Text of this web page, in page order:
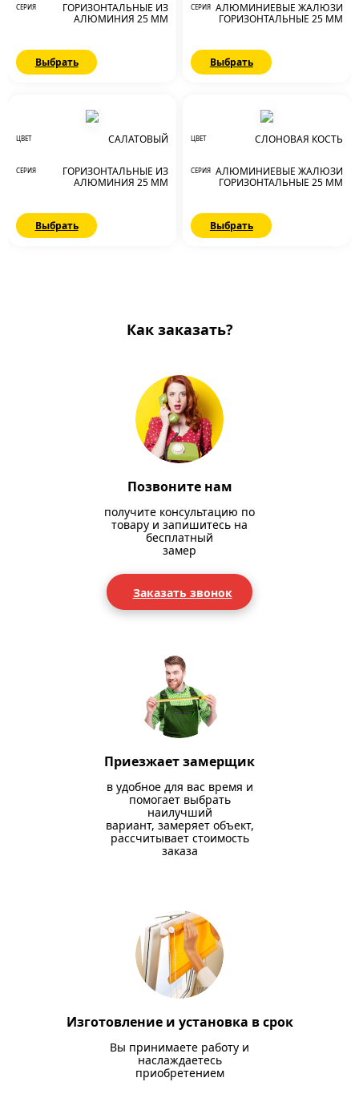
СЕРИЯ
ГОРИЗОНТАЛЬНЫЕ ИЗ
АЛЮМИНИЯ 25 ММ
Выбрать
СЕРИЯ АЛЮМИНИЕВЫЕ ЖАЛЮЗИ
ГОРИЗОНТАЛЬНЫЕ 25 ММ
Выбрать
ЦВЕТ САЛАТОВЫЙ
СЕРИЯ
ГОРИЗОНТАЛЬНЫЕ ИЗ
АЛЮМИНИЯ 25 ММ
Выбрать
ЦВЕТ СЛОНОВАЯ КОСТЬ
СЕРИЯ АЛЮМИНИЕВЫЕ ЖАЛЮЗИ
ГОРИЗОНТАЛЬНЫЕ 25 ММ
Выбрать
Как заказать?
Позвоните нам
получите консультацию по
товару и запишитесь на
бесплатный
замер
Заказать звонок
Приезжает замерщик
в удобное для вас время и
помогает выбрать
наилучший
вариант, замеряет объект,
рассчитывает стоимость
заказа
Изготовление и установка в срок
Вы принимаете работу и
наслаждаетесь
приобретением